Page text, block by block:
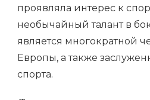
проявляла интерес к
необычайный талант в
является многократной
Европы, а также
спорта.